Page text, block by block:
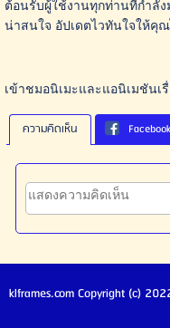
ต้อนรับผู้ใช้งานทุกท่านที่กำลัง
น่าสนใจ อัปเดตไวทันใจให้คุ
เข้าชมอนิเมะและแอนิเมชันเ
ความคิดเห็น
klframes.com Copyright (c)